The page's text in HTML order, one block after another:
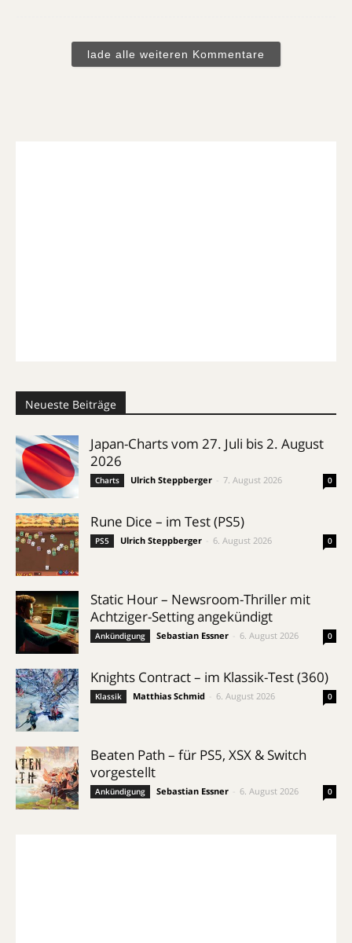
lade alle weiteren Kommentare
Neueste Beiträge
Japan-Charts vom 27. Juli bis 2. August
2026
Charts Ulrich Steppberger 7. August 2026 0
Rune Dice – im Test (PS5)
PS5 Ulrich Steppberger 6. August 2026 0
Static Hour – Newsroom-Thriller mit
Achtziger-Setting angekündigt
Ankündigung Sebastian Essner 6. August 2026 0
Knights Contract – im Klassik-Test (360)
Klassik Matthias Schmid 6. August 2026 0
Beaten Path – für PS5, XSX & Switch
vorgestellt
Ankündigung Sebastian Essner 6. August 2026 0